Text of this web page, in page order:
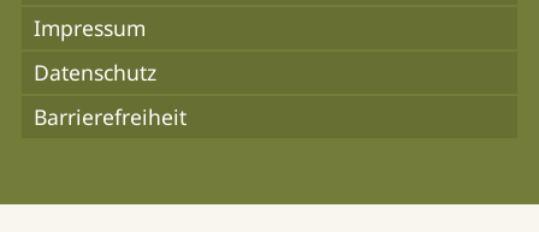
Impressum
Datenschutz
Barrierefreiheit